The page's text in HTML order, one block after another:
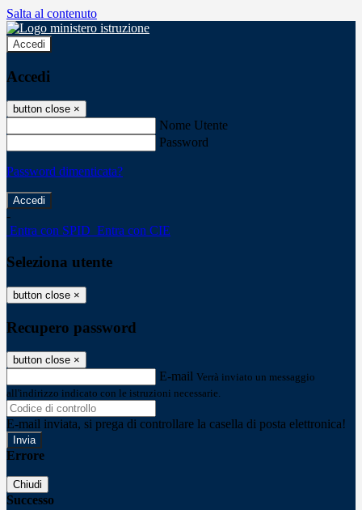
Salta al contenuto
Accedi
Accedi
button close ×
Nome Utente
Password
Password dimenticata?
-
Entra con SPID Entra con CIE
Seleziona utente
button close ×
Recupero password
button close ×
E-mail Verrà inviato un messaggio
all'indirizzo indicato con le istruzioni necessarie.
E-mail inviata, si prega di controllare la casella di posta elettronica!
Errore
Chiudi
Successo